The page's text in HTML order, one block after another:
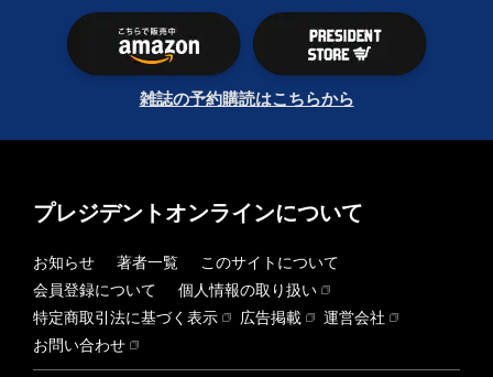
雑誌の予約購読はこちらから
プレジデントオンラインについて
お知らせ 著者一覧
このサイトについて
会員登録について
個人情報の取り扱い
特定商取引法に基づく表示
広告掲載
運営会社
お問い合わせ